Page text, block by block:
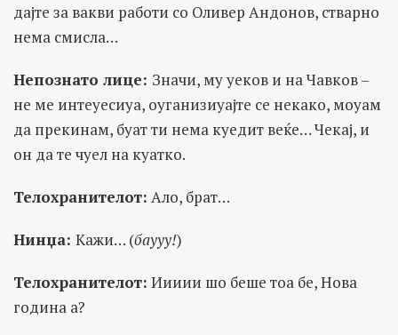
дајте за вакви работи со Оливер Андонов, стварно
нема смисла…
Непознато лице: Значи, му уеков и на Чавков –
не ме интеуесиуа, оуганизиуајте се некако, моуам
да прекинам, буат ти нема куедит веќе… Чекај, и
он да те чуел на куатко.
Телохранителот: Ало, брат…
Нинџа: Кажи… (баууу!)
Телохранителот: Иииии шо беше тоа бе, Нова
година а?